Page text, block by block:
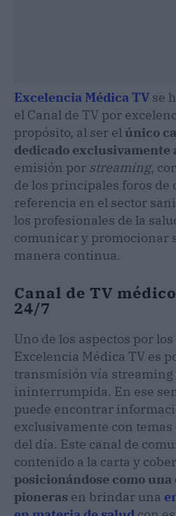
Excelencia Médica TV se
el Canal de TV por
propósito, al ser elúnico
dedicado exclusivamente
emisión por streaming,
de los principales foros de
referencia en el sector
los profesionales de la
comunicar y promocionar
manera continua.
Canal de TV
24/7
Uno de los aspectos por
Excelencia Médica TV es
transmisión vía streaming
ininterrumpida. En ese
puede encontrar
exclusivamente con temas
del día. Este canal de
contenido a la carta y
posicionándose como
pioneras en brindar una